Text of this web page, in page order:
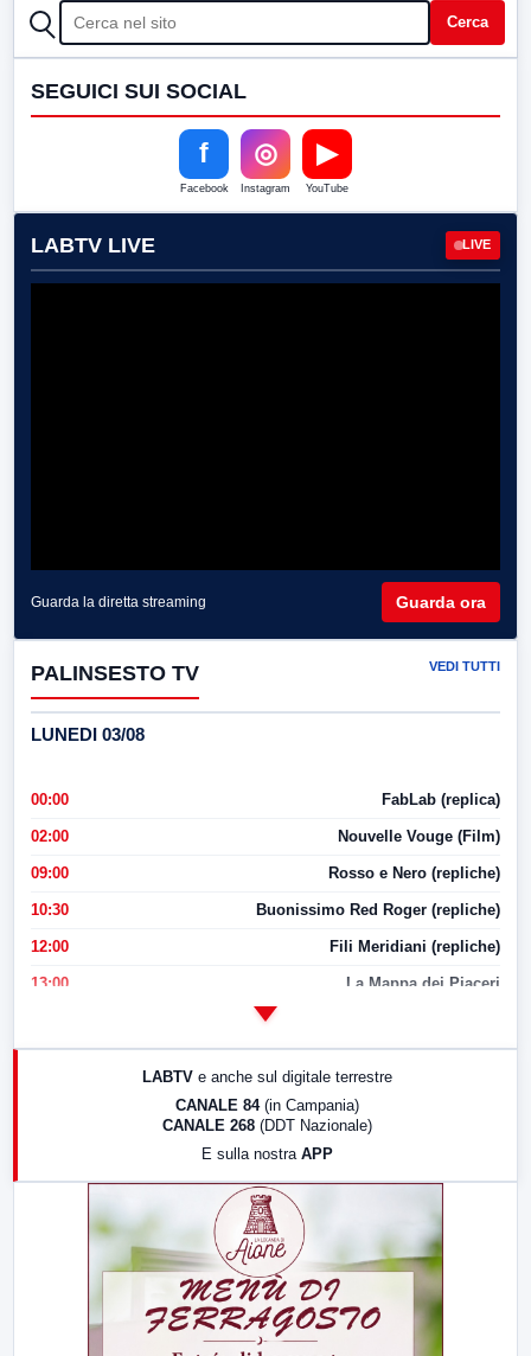
CERCA Cerca
SEGUICI SUI SOCIAL
f
Facebook
◎
Instagram
▶
YouTube
LABTV LIVE LIVE
Guarda la diretta streaming Guarda ora
PALINSESTO TV VEDI TUTTI
LUNEDI 03/08
00:00 FabLab (replica)
02:00 Nouvelle Vouge (Film)
09:00 Rosso e Nero (repliche)
10:30 Buonissimo Red Roger (repliche)
12:00 Fili Meridiani (repliche)
13:00 La Mappa dei Piaceri
LABTV e anche sul digitale terrestre
CANALE 84 (in Campania)
CANALE 268 (DDT Nazionale)
E sulla nostra APP